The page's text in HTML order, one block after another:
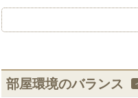
部屋環境のバランス